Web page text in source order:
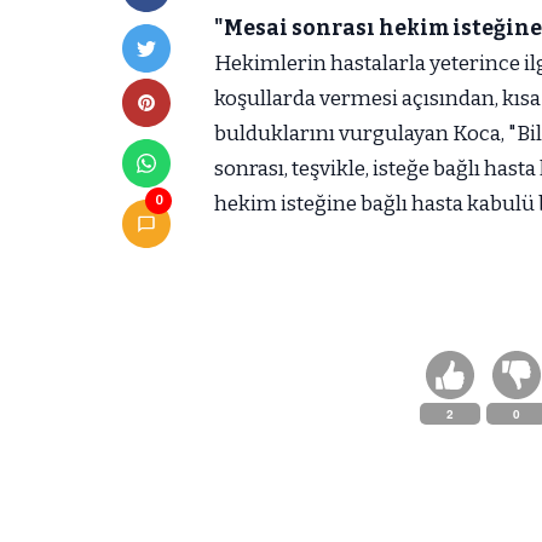
0
"Mesai sonrası hekim
Hekimlerin hastalarla yeterince
koşullarda vermesi açısından,
bulduklarını vurgulayan Koca,
sonrası, teşvikle, isteğe bağlı
hekim isteğine bağlı hasta kabulü
2 0